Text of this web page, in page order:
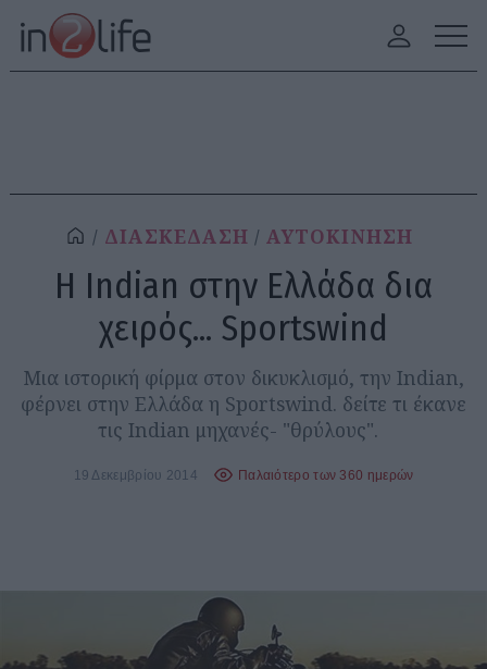
ΔΙΑΣΚΕΔΑΣΗ ΑΥΤΟΚΙΝΗΣΗ
Η Indian στην Ελλάδα δια
χειρός... Sportswind
Μια ιστορική φίρμα στον δικυκλισμό, την Indian,
φέρνει στην Ελλάδα η Sportswind. δείτε τι έκανε
τις Indian μηχανές- "θρύλους".
19 Δεκεμβρίου 2014 Παλαιότερο των 360 ημερών